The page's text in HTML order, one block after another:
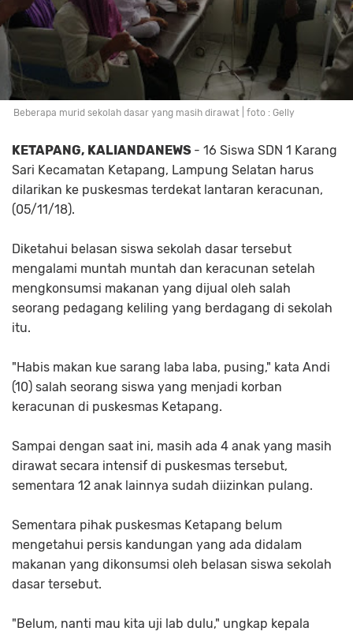
Beberapa murid sekolah dasar yang masih dirawat | foto : Gelly
KETAPANG, KALIANDANEWS - 16 Siswa SDN 1 Karang
Sari Kecamatan Ketapang, Lampung Selatan harus
dilarikan ke puskesmas terdekat lantaran keracunan,
(05/11/18).
Diketahui belasan siswa sekolah dasar tersebut
mengalami muntah muntah dan keracunan setelah
mengkonsumsi makanan yang dijual oleh salah
seorang pedagang keliling yang berdagang di sekolah
itu.
"Habis makan kue sarang laba laba, pusing," kata Andi
(10) salah seorang siswa yang menjadi korban
keracunan di puskesmas Ketapang.
Sampai dengan saat ini, masih ada 4 anak yang masih
dirawat secara intensif di puskesmas tersebut,
sementara 12 anak lainnya sudah diizinkan pulang.
Sementara pihak puskesmas Ketapang belum
mengetahui persis kandungan yang ada didalam
makanan yang dikonsumsi oleh belasan siswa sekolah
dasar tersebut.
"Belum, nanti mau kita uji lab dulu," ungkap kepala